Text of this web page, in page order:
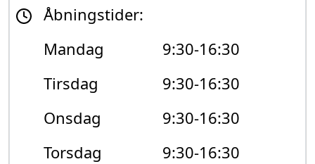
Åbningstider:
Mandag
9:30-16:30
Tirsdag
9:30-16:30
Onsdag
9:30-16:30
Torsdag
9:30-16:30